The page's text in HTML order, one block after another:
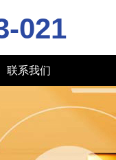
021
联系我们